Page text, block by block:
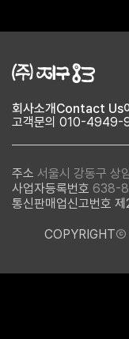
회사소개 Contact Us
고객문의 010-4949-
주소 서울시 강동구 상
사업자등록번호 638-
통신판매업신고번호
COPYRIGHTⒸ